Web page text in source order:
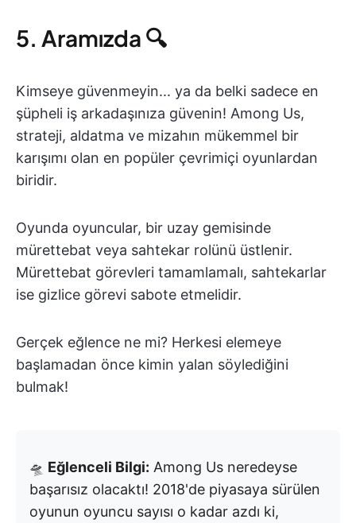
5. Aramızda 🔍
Kimseye güvenmeyin... ya da belki sadece en
şüpheli iş arkadaşınıza güvenin! Among Us,
strateji, aldatma ve mizahın mükemmel bir
karışımı olan en popüler çevrimiçi oyunlardan
biridir.
Oyunda oyuncular, bir uzay gemisinde
mürettebat veya sahtekar rolünü üstlenir.
Mürettebat görevleri tamamlamalı, sahtekarlar
ise gizlice görevi sabote etmelidir.
Gerçek eğlence ne mi? Herkesi elemeye
başlamadan önce kimin yalan söylediğini
bulmak!
🛸 Eğlenceli Bilgi: Among Us neredeyse
başarısız olacaktı! 2018'de piyasaya sürülen
oyunun oyuncu sayısı o kadar azdı ki,